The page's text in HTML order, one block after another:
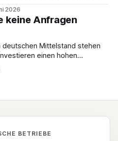
Sie investieren wertvolle
Videos, doch die Resonanz
Es entsteht ein
2026
keine Anfragen
deutschen Mittelstand stehen
einen hohen
und lassen
BETRIEBE